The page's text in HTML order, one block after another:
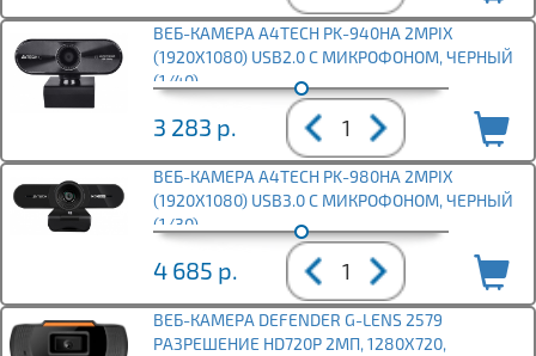
ВЕБ-КАМЕРА A4TECH PK-940HA 2MPIX
(1920X1080) USB2.0 С МИКРОФОНОМ, ЧЕРНЫЙ
(1/40)
3 283 р.
ВЕБ-КАМЕРА A4TECH PK-980HA 2MPIX
(1920X1080) USB3.0 С МИКРОФОНОМ, ЧЕРНЫЙ
(1/30)
4 685 р.
ВЕБ-КАМЕРА DEFENDER G-LENS 2579
РАЗРЕШЕНИЕ HD720P 2МП, 1280X720,